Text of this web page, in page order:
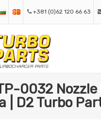
+381 (0)62 120 66 63
0032 Nozzle
| D2 Turbo